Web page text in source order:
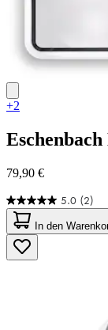
+2
Eschenbach
79,90 €
5.0 (2)
5.0
von
5
Sternen.
2
In den